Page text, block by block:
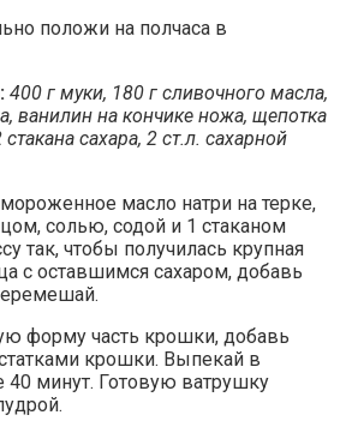
положи на полчаса в
400 г муки, 180 г сливочного масла,
ванилин на кончике ножа, щепотка
сахара, 2 ст.л. сахарной
масло натри на терке,
солью, содой и 1 стаканом
так, чтобы получилась крупная
с оставшимся сахаром, добавь
форму часть крошки, добавь
крошки. Выпекай в
40 минут. Готовую ватрушку